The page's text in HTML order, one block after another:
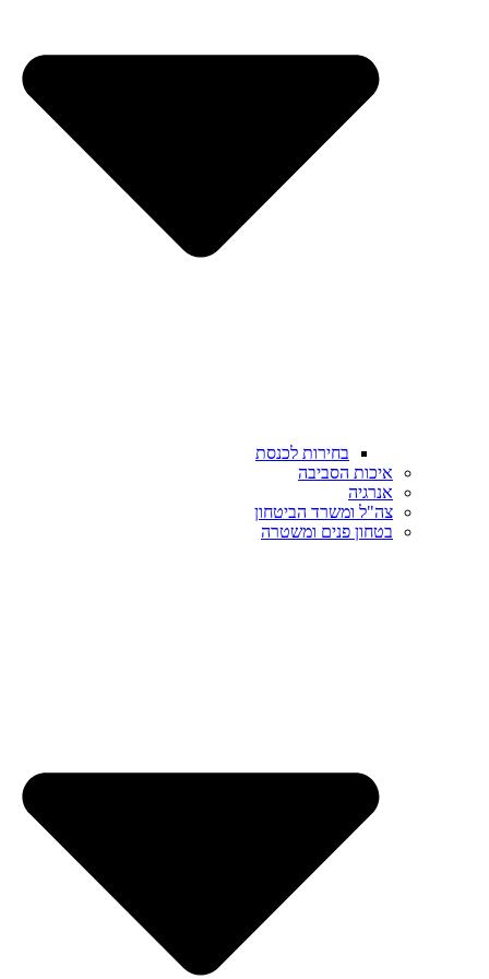
בחירות לכנסת
איכות הסביבה
צה"ל ומשרד הביטחון
בטחון פנים ומשטרה